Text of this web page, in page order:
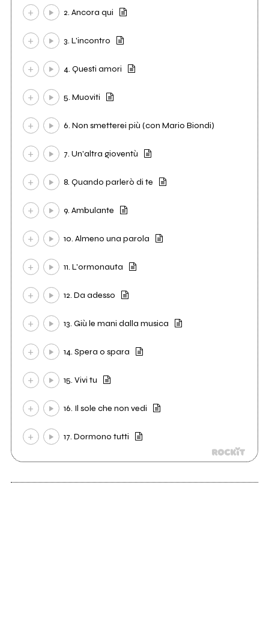
2. Ancora qui
3. L'incontro
4. Questi amori
5. Muoviti
6. Non smetterei più (con Mario Biondi)
7. Un'altra gioventù
8. Quando parlerò di te
9. Ambulante
10. Almeno una parola
11. L'ormonauta
12. Da adesso
13. Giù le mani dalla musica
14. Spera o spara
15. Vivi tu
16. Il sole che non vedi
17. Dormono tutti